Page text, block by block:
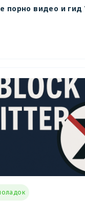
порно видео и гид